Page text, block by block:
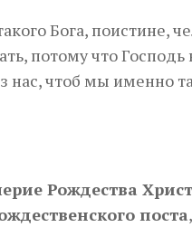
Бога, поистине,
потому что
нас, чтоб мы именно
Рождества
поста